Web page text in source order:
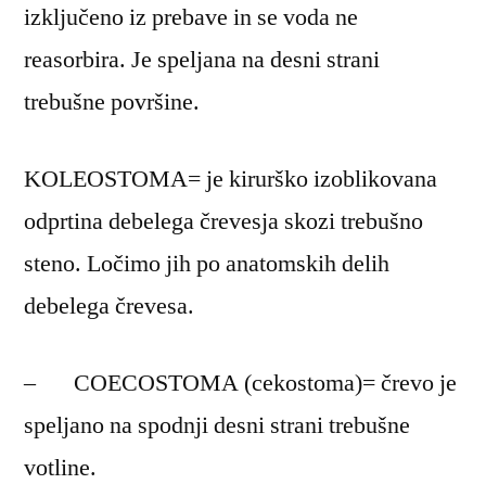
izključeno iz prebave in se voda ne
reasorbira. Je speljana na desni strani
trebušne površine.
KOLEOSTOMA= je kirurško izoblikovana
odprtina debelega črevesja skozi trebušno
steno. Ločimo jih po anatomskih delih
debelega črevesa.
– COECOSTOMA (cekostoma)= črevo je
speljano na spodnji desni strani trebušne
votline.